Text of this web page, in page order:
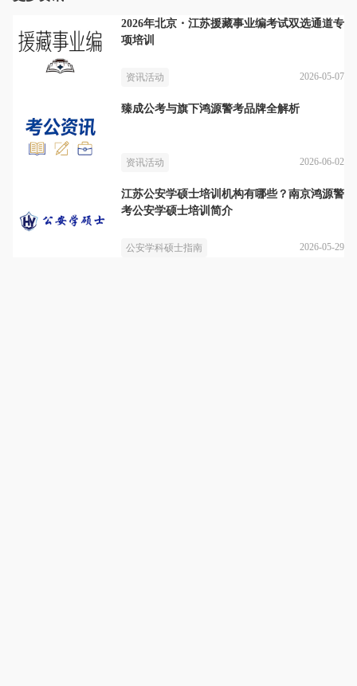
2026年北京・江苏援藏事业编考试双选通道专
项培训
资讯活动 2026-05-07
臻成公考与旗下鸿源警考品牌全解析
资讯活动 2026-06-02
江苏公安学硕士培训机构有哪些？南京鸿源警
考公安学硕士培训简介
公安学科硕士指南 2026-05-29